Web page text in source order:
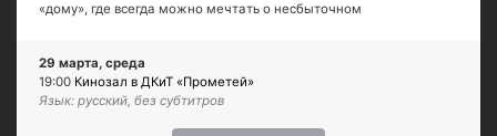
«дому», где всегда можно мечтать о несбыточном
29 марта, среда
19:00 Кинозал в ДКиТ «Прометей»
Язык: русский, без субтитров